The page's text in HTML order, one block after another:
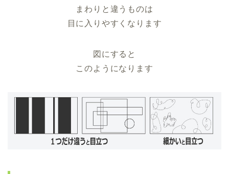
まわりと違うものは
目に入りやすくなります
図にすると
このようになります